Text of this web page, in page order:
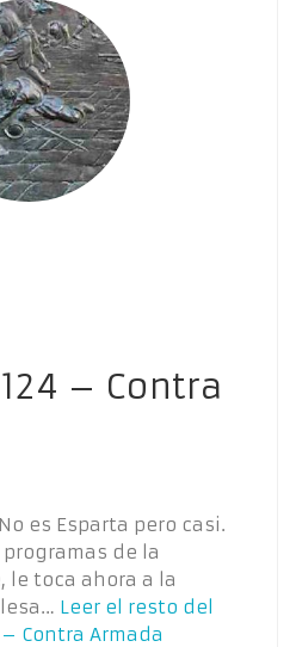
– Contra
es Esparta pero casi.
de la
le toca ahora a la
Leer el resto del
Contra Armada